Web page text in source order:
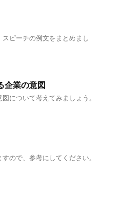
ピーチの例文をまとめまし
企業の意図
について考えてみましょう。
ので、参考にしてください。